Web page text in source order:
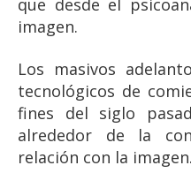
imagen.
Los masivos
tecnológicos de
fines del siglo
alrededor de la
relación con la imagen.